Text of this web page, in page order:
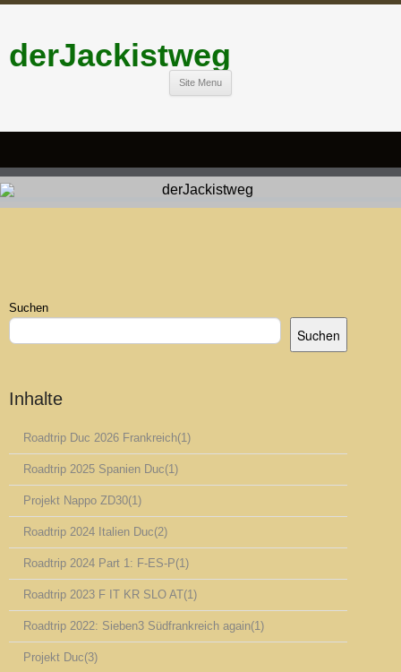
derJackistweg
Site Menu
Suchen
Suchen
Inhalte
Roadtrip Duc 2026 Frankreich(1)
Roadtrip 2025 Spanien Duc(1)
Projekt Nappo ZD30(1)
Roadtrip 2024 Italien Duc(2)
Roadtrip 2024 Part 1: F-ES-P(1)
Roadtrip 2023 F IT KR SLO AT(1)
Roadtrip 2022: Sieben3 Südfrankreich again(1)
Projekt Duc(3)